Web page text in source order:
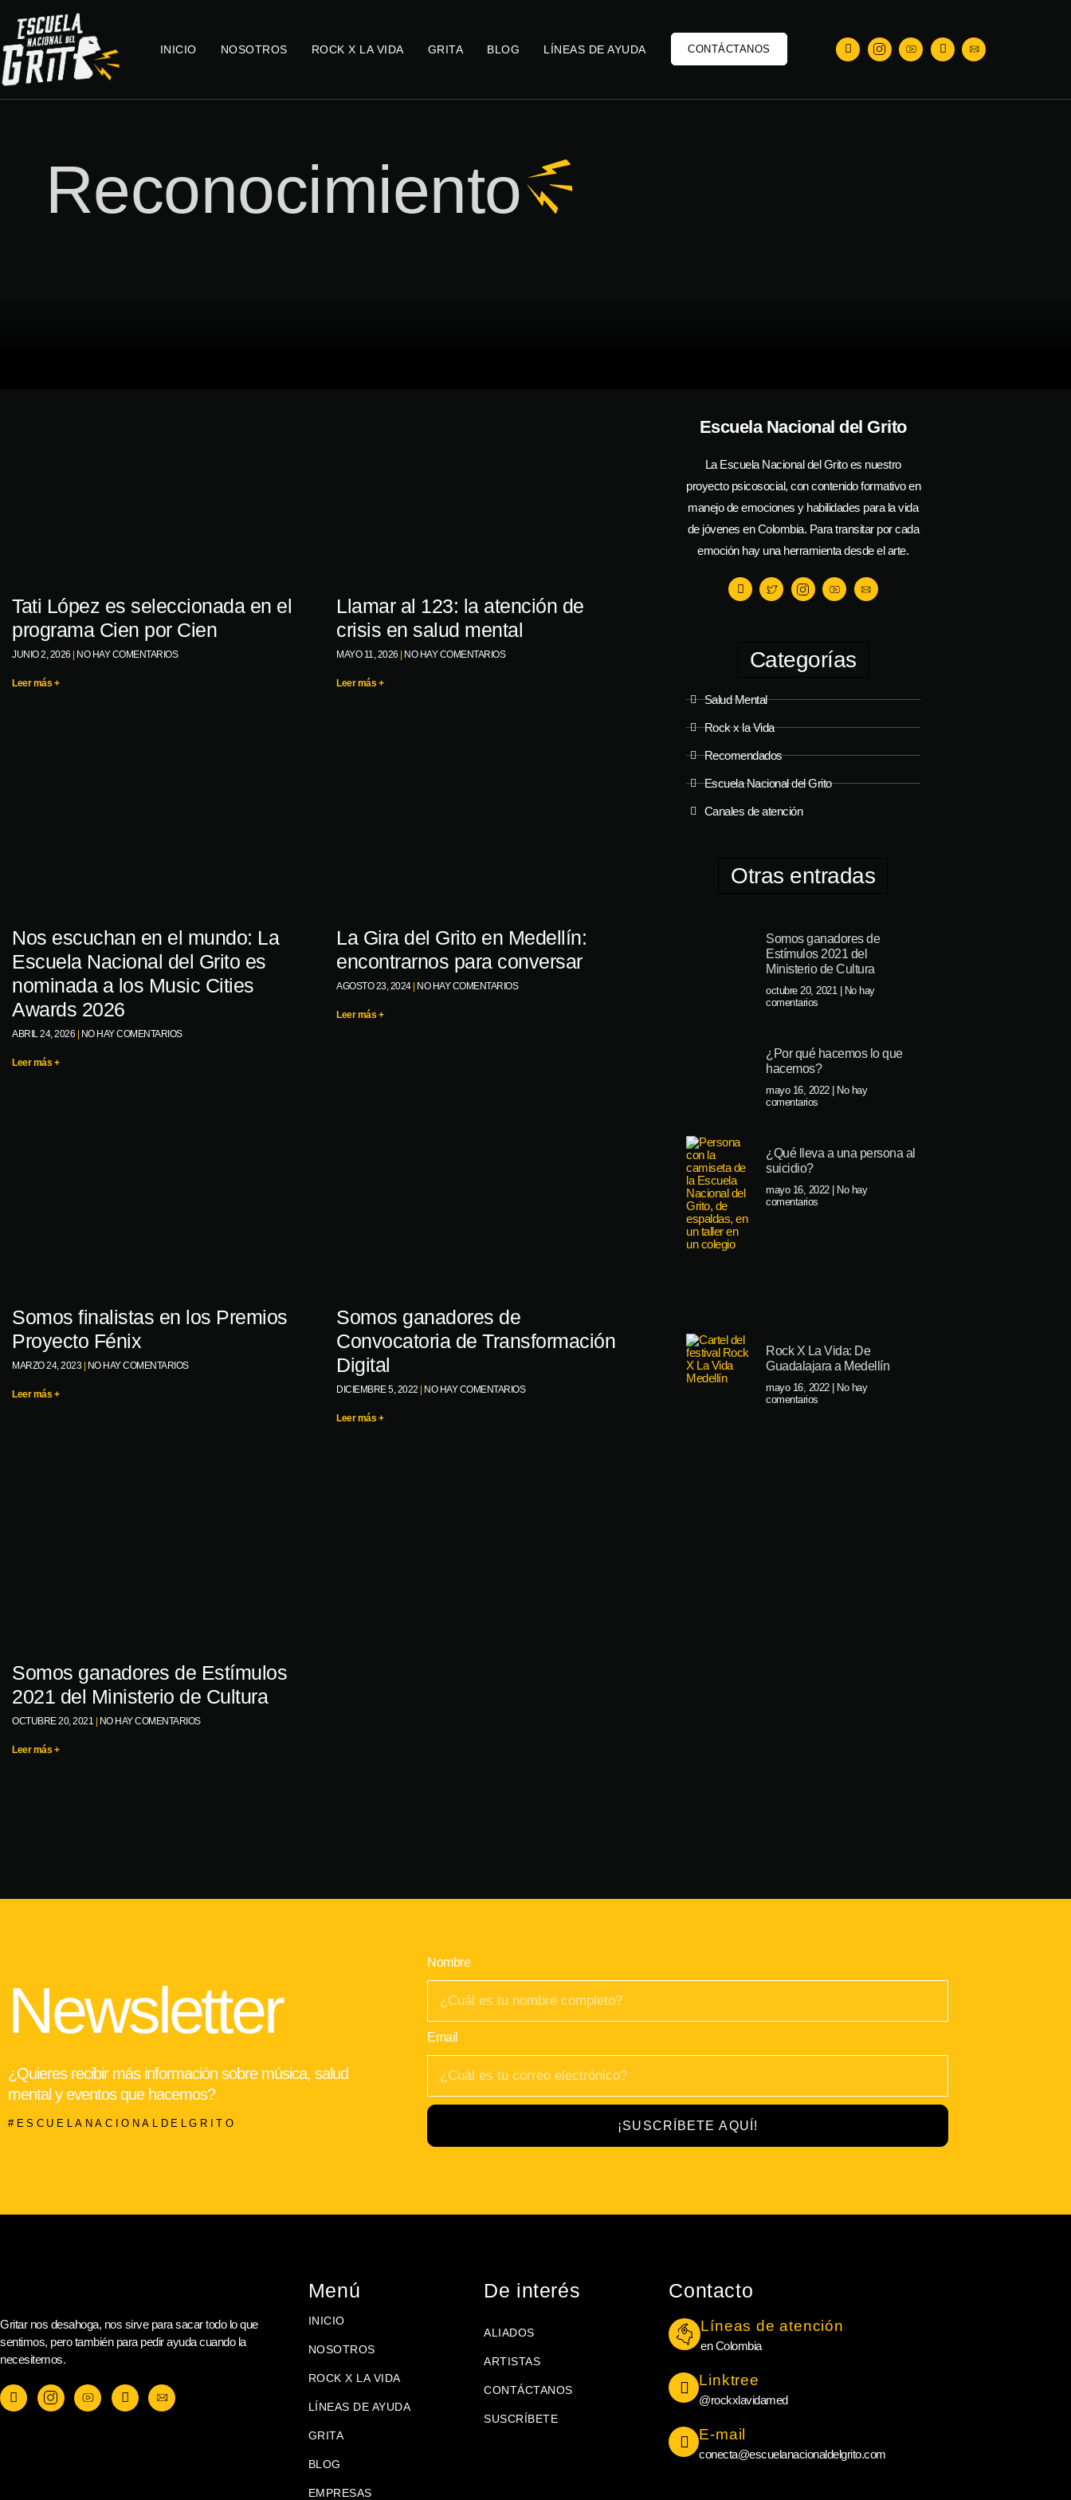
INICIO NOSOTROS ROCK X LA VIDA GRITA BLOG LÍNEAS DE AYUDA CONTÁCTANOS
Reconocimiento
Tati López es seleccionada en el
programa Cien por Cien
JUNIO 2, 2026 NO HAY COMENTARIOS
Leer más +
Llamar al 123: la atención de
crisis en salud mental
MAYO 11, 2026 NO HAY COMENTARIOS
Leer más +
Nos escuchan en el mundo: La
Escuela Nacional del Grito es
nominada a los Music Cities
Awards 2026
ABRIL 24, 2026 NO HAY COMENTARIOS
Leer más +
La Gira del Grito en Medellín:
encontrarnos para conversar
AGOSTO 23, 2024 NO HAY COMENTARIOS
Leer más +
Somos finalistas en los Premios
Proyecto Fénix
MARZO 24, 2023 NO HAY COMENTARIOS
Leer más +
Somos ganadores de
Convocatoria de Transformación
Digital
DICIEMBRE 5, 2022 NO HAY COMENTARIOS
Leer más +
Somos ganadores de Estímulos
2021 del Ministerio de Cultura
OCTUBRE 20, 2021 NO HAY COMENTARIOS
Leer más +
Escuela Nacional del Grito
La Escuela Nacional del Grito es nuestro
proyecto psicosocial, con contenido formativo en
manejo de emociones y habilidades para la vida
de jóvenes en Colombia. Para transitar por cada
emoción hay una herramienta desde el arte.
Categorías
Salud Mental
Rock x la Vida
Recomendados
Escuela Nacional del Grito
Canales de atención
Otras entradas
Somos ganadores de
Estímulos 2021 del
Ministerio de Cultura
octubre 20, 2021 No hay
comentarios
¿Por qué hacemos lo que
hacemos?
mayo 16, 2022 No hay
comentarios
¿Qué lleva a una persona al
suicidio?
mayo 16, 2022 No hay
comentarios
Rock X La Vida: De
Guadalajara a Medellín
mayo 16, 2022 No hay
comentarios
Newsletter
¿Quieres recibir más información sobre música, salud
mental y eventos que hacemos?
#ESCUELANACIONALDELGRITO
Nombre
Email
¡SUSCRÍBETE AQUÍ!
Gritar nos desahoga, nos sirve para sacar todo lo que
sentimos, pero también para pedir ayuda cuando la
necesitemos.
Menú
INICIO
NOSOTROS
ROCK X LA VIDA
LÍNEAS DE AYUDA
GRITA
BLOG
EMPRESAS
De interés
ALIADOS
ARTISTAS
CONTÁCTANOS
SUSCRÍBETE
Contacto
Líneas de atención
en Colombia
Linktree
@rockxlavidamed
E-mail
conecta@escuelanacionaldelgrito.com